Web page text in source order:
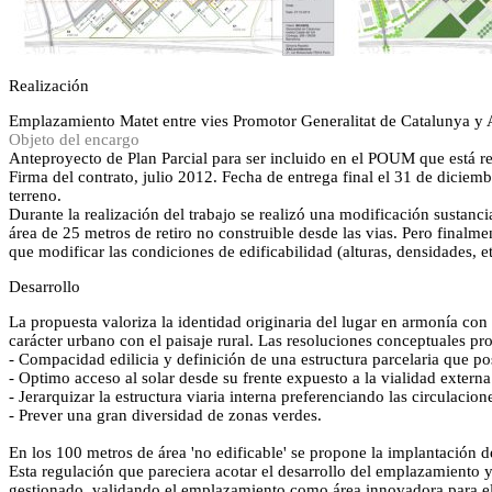
Realización
Emplazamiento Matet entre vies Promotor Generalitat de Catalunya y
Objeto del encargo
Anteproyecto de Plan Parcial para ser incluido en el POUM que está
Firma del contrato, julio 2012. Fecha de entrega final el 31 de
terreno.
Durante la realización del trabajo se realizó una modificación
área de 25 metros de retiro no construible desde las vias. Pero
que modificar las condiciones de edificabilidad (alturas, densidades,
Desarrollo
La propuesta valoriza la identidad originaria del lugar en armonía
carácter urbano con el paisaje rural. Las resoluciones conceptuales
- Compacidad edilicia y definición de una estructura parcelaria que
- Optimo acceso al solar desde su frente expuesto a la vialidad
- Jerarquizar la estructura viaria interna preferenciando las
- Prever una gran diversidad de zonas verdes.
En los 100 metros de área 'no edificable' se propone la implantación
Esta regulación que pareciera acotar el desarrollo del